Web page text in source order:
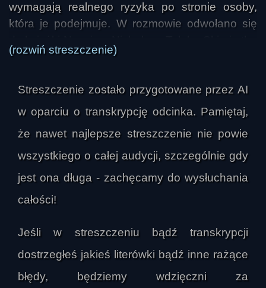
wymagają realnego ryzyka po stronie osoby,
która je podejmuje. W rozmowie odwołano się
Game oraz do jego wcześniejszych prac,
Podkreślano, że Taleb celnie pokazuje zjawiska
społeczne i gospodarcze na przykładach, a jego
naprawdę użyteczne od tych, które są tylko
pozornie wartościowe.
że odpowiedzialność i ryzyko są podstawą
codziennych sporów, biznesu, wspólnych
inwestycji i relacji partnerskich. Jeśli jedna
strona ponosi realne koszty niepowodzenia, a
(rozwiń streszczenie)
Streszczenie zostało przygotowane przez AI
w oparciu o transkrypcję odcinka. Pamiętaj,
że nawet najlepsze streszczenie nie powie
wszystkiego o całej audycji, szczególnie gdy
jest ona długa - zachęcamy do wysłuchania
całości!
Jeśli w streszczeniu bądź transkrypcji
dostrzegłeś jakieś literówki bądź inne rażące
błędy, będziemy wdzięczni za